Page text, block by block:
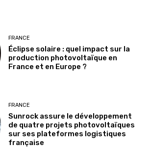
FRANCE
Éclipse solaire : quel impact sur la
production photovoltaïque en
France et en Europe ?
FRANCE
Sunrock assure le développement
de quatre projets photovoltaïques
sur ses plateformes logistiques
française